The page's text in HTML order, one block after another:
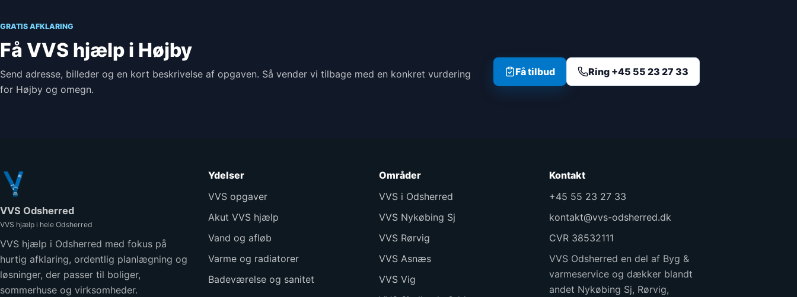
GRATIS AFKLARING
Få VVS hjælp i Højby
Send adresse, billeder og en kort beskrivelse af opgaven. Så vender vi tilbage med en konkret vurdering
for Højby og omegn.
Få tilbud Ring +45 55 23 27 33
VVS Odsherred
VVS hjælp i hele Odsherred
VVS hjælp i Odsherred med fokus på
hurtig afklaring, ordentlig planlægning og
løsninger, der passer til boliger,
sommerhuse og virksomheder.
Ydelser
VVS opgaver
Akut VVS hjælp
Vand og afløb
Varme og radiatorer
Badeværelse og sanitet
Områder
VVS i Odsherred
VVS Nykøbing Sj
VVS Rørvig
VVS Asnæs
VVS Vig
Kontakt
+45 55 23 27 33
kontakt@vvs-odsherred.dk
CVR 38532111
VVS Odsherred en del af Byg &
varmeservice og dækker blandt
andet Nykøbing Sj, Rørvig,